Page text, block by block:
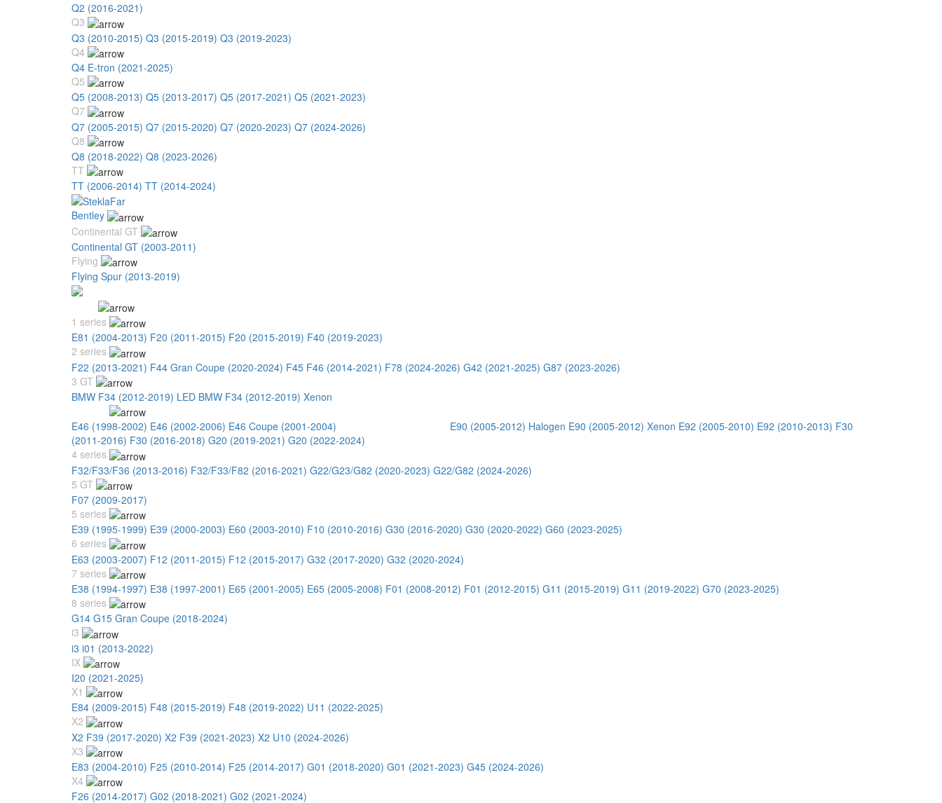
Q2 (2016-2021)
Q3
Q3 (2010-2015) Q3 (2015-2019) Q3 (2019-2023)
Q4
Q4 E-tron (2021-2025)
Q5
Q5 (2008-2013) Q5 (2013-2017) Q5 (2017-2021) Q5 (2021-2023)
Q7
Q7 (2005-2015) Q7 (2015-2020) Q7 (2020-2023) Q7 (2024-2026)
Q8
Q8 (2018-2022) Q8 (2023-2026)
TT
TT (2006-2014) TT (2014-2024)
Bentley
Continental GT
Continental GT (2003-2011)
Flying
Flying Spur (2013-2019)
1 series
E81 (2004-2013) F20 (2011-2015) F20 (2015-2019) F40 (2019-2023)
2 series
F22 (2013-2021) F44 Gran Coupe (2020-2024) F45 F46 (2014-2021) F78 (2024-2026) G42 (2021-2025) G87 (2023-2026)
3 GT
BMW F34 (2012-2019) LED BMW F34 (2012-2019) Xenon
E46 (1998-2002) E46 (2002-2006) E46 Coupe (2001-2004) E90 (2005-2012) Halogen E90 (2005-2012) Xenon E92 (2005-2010) E92 (2010-2013) F30
(2011-2016) F30 (2016-2018) G20 (2019-2021) G20 (2022-2024)
4 series
F32/F33/F36 (2013-2016) F32/F33/F82 (2016-2021) G22/G23/G82 (2020-2023) G22/G82 (2024-2026)
5 GT
F07 (2009-2017)
5 series
E39 (1995-1999) E39 (2000-2003) E60 (2003-2010) F10 (2010-2016) G30 (2016-2020) G30 (2020-2022) G60 (2023-2025)
6 series
E63 (2003-2007) F12 (2011-2015) F12 (2015-2017) G32 (2017-2020) G32 (2020-2024)
7 series
E38 (1994-1997) E38 (1997-2001) E65 (2001-2005) E65 (2005-2008) F01 (2008-2012) F01 (2012-2015) G11 (2015-2019) G11 (2019-2022) G70 (2023-2025)
8 series
G14 G15 Gran Coupe (2018-2024)
i3
i3 i01 (2013-2022)
IX
I20 (2021-2025)
X1
E84 (2009-2015) F48 (2015-2019) F48 (2019-2022) U11 (2022-2025)
X2
X2 F39 (2017-2020) X2 F39 (2021-2023) X2 U10 (2024-2026)
X3
E83 (2004-2010) F25 (2010-2014) F25 (2014-2017) G01 (2018-2020) G01 (2021-2023) G45 (2024-2026)
X4
F26 (2014-2017) G02 (2018-2021) G02 (2021-2024)